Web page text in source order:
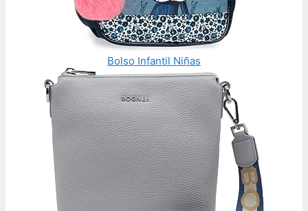
Bolso Infantil Niñas